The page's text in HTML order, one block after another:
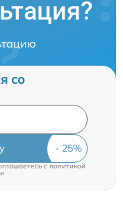
со
c политикой